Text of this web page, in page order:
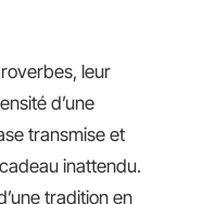
leur
d’une
transmise et
inattendu.
tradition en